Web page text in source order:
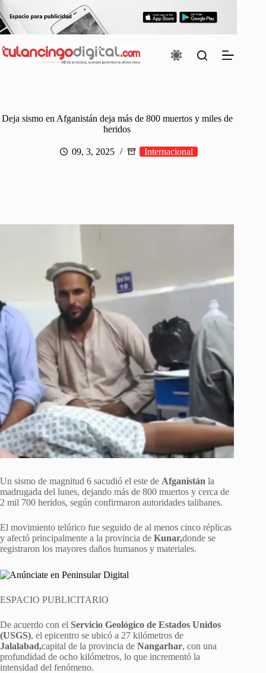
Saltar
al
contenido
Deja sismo en Afganistán deja más de 800 muertos y miles de
heridos
09, 3, 2025 Internacional
Un sismo de magnitud 6 sacudió el este de Afganistán la
madrugada del lunes, dejando más de 800 muertos y cerca de
2 mil 700 heridos, según confirmaron autoridades talibanes.
El movimiento telúrico fue seguido de al menos cinco réplicas
y afectó principalmente a la provincia de Kunar,donde se
registraron los mayores daños humanos y materiales.
ESPACIO PUBLICITARIO
De acuerdo con el Servicio Geológico de Estados Unidos
(USGS), el epicentro se ubicó a 27 kilómetros de
Jalalabad,capital de la provincia de Nangarhar, con una
profundidad de ocho kilómetros, lo que incrementó la
intensidad del fenómeno.